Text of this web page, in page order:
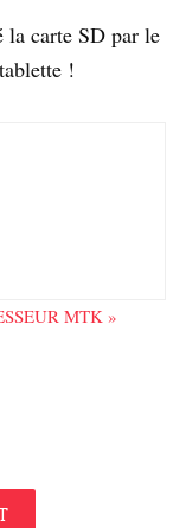
la carte SD par le
!
MTK »